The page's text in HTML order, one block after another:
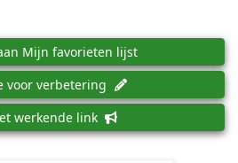
Mijn favorieten lijst
voor verbetering
werkende link